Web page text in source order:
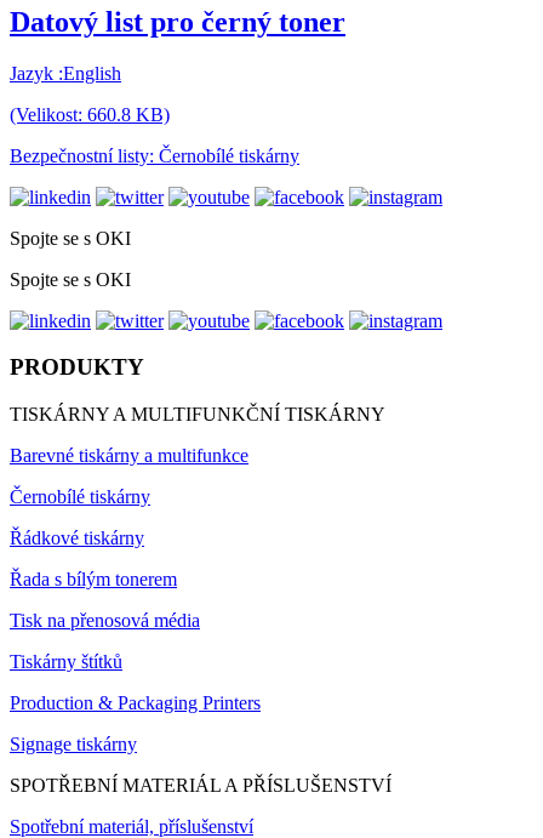
Datový list pro černý toner
Jazyk :English
(Velikost: 660.8 KB)
Bezpečnostní listy: Černobílé tiskárny
Spojte se s OKI
Spojte se s OKI
PRODUKTY
TISKÁRNY A MULTIFUNKČNÍ TISKÁRNY
Barevné tiskárny a multifunkce
Černobílé tiskárny
Řádkové tiskárny
Řada s bílým tonerem
Tisk na přenosová média
Tiskárny štítků
Production & Packaging Printers
Signage tiskárny
SPOTŘEBNÍ MATERIÁL A PŘÍSLUŠENSTVÍ
Spotřební materiál, příslušenství